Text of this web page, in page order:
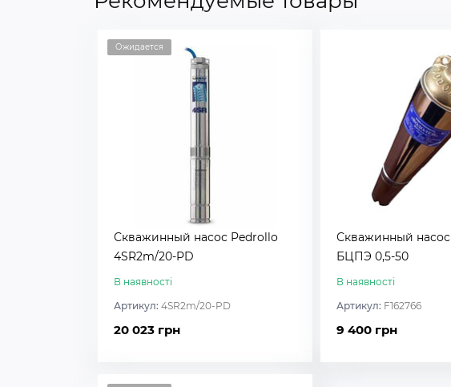
Ожидается
Скважинный насос Pedrollo
4SR2m/20-PD
В наявності
Артикул: 4SR2m/20-PD
20 023 грн
Скважинный
БЦПЭ 0,5-50
В наявності
Артикул: F162766
9 400 грн